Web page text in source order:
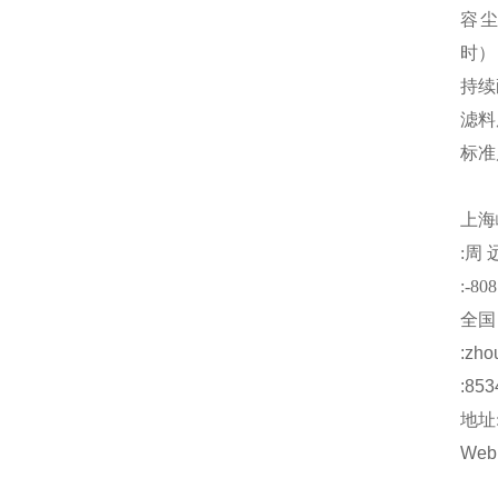
容
时）
持
滤
标
上海
:周
:-808
全
:
地址